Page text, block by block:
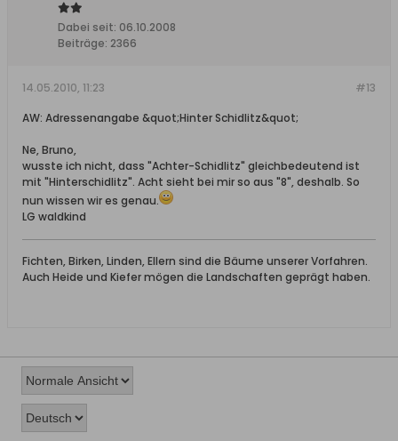
Dabei seit: 06.10.2008
Beiträge: 2366
#13
14.05.2010, 11:23
AW: Adressenangabe &quot;Hinter Schidlitz&quot;
Ne, Bruno,
wusste ich nicht, dass "Achter-Schidlitz" gleichbedeutend ist
mit "Hinterschidlitz". Acht sieht bei mir so aus "8", deshalb. So
nun wissen wir es genau.
LG waldkind
Fichten, Birken, Linden, Ellern sind die Bäume unserer Vorfahren.
Auch Heide und Kiefer mögen die Landschaften geprägt haben.